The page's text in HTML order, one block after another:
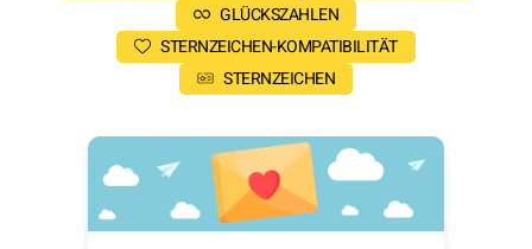
GLÜCKSZAHLEN
STERNZEICHEN-KOMPATIBILITÄT
STERNZEICHEN